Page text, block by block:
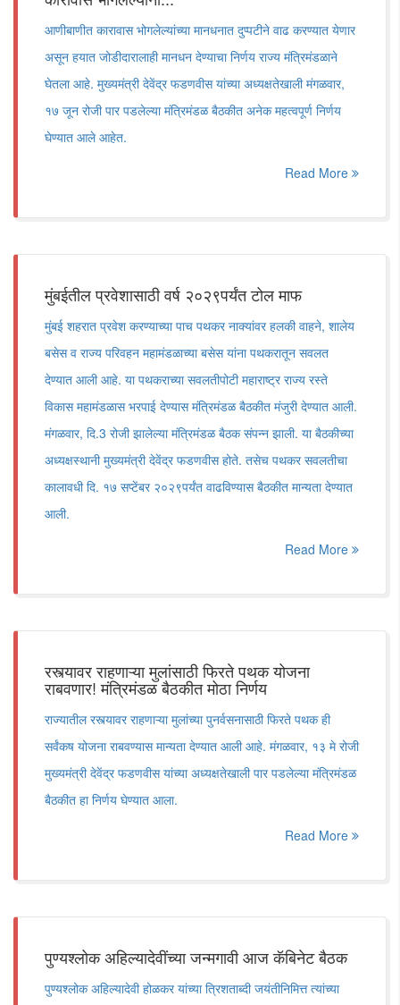
आणीबाणीत कारावास भोगलेल्यांच्या मानधनात दुप्पटीने वाढ करण्यात येणार
असून हयात जोडीदारालाही मानधन देण्याचा निर्णय राज्य मंत्रिमंडळाने
घेतला आहे. मुख्यमंत्री देवेंद्र फडणवीस यांच्या अध्यक्षतेखाली मंगळवार,
१७ जून रोजी पार पडलेल्या मंत्रिमंडळ बैठकीत अनेक महत्वपूर्ण निर्णय
घेण्यात आले आहेत.
Read More
मुंबईतील प्रवेशासाठी वर्ष २०२९पर्यंत टोल माफ
मुंबई शहरात प्रवेश करण्याच्या पाच पथकर नाक्यांवर हलकी वाहने, शालेय
बसेस व राज्य परिवहन महामंडळाच्या बसेस यांना पथकरातून सवलत
देण्यात आली आहे. या पथकराच्या सवलतीपोटी महाराष्ट्र राज्य रस्ते
विकास महामंडळास भरपाई देण्यास मंत्रिमंडळ बैठकीत मंजुरी देण्यात आली.
मंगळवार, दि.3 रोजी झालेल्या मंत्रिमंडळ बैठक संपन्न झाली. या बैठकीच्या
अध्यक्षस्थानी मुख्यमंत्री देवेंद्र फडणवीस होते. तसेच पथकर सवलतीचा
कालावधी दि. १७ सप्टेंबर २०२९पर्यंत वाढविण्यास बैठकीत मान्यता देण्यात
आली.
Read More
रस्त्यावर राहणाऱ्या मुलांसाठी फिरते पथक योजना
राबवणार! मंत्रिमंडळ बैठकीत मोठा निर्णय
राज्यातील रस्त्यावर राहणाऱ्या मुलांच्या पुनर्वसनासाठी फिरते पथक ही
सर्वंकष योजना राबवण्यास मान्यता देण्यात आली आहे. मंगळवार, १३ मे रोजी
मुख्यमंत्री देवेंद्र फडणवीस यांच्या अध्यक्षतेखाली पार पडलेल्या मंत्रिमंडळ
बैठकीत हा निर्णय घेण्यात आला.
Read More
पुण्यश्लोक अहिल्यादेवींच्या जन्मगावी आज कॅबिनेट बैठक
पुण्यश्लोक अहिल्यादेवी होळकर यांच्या त्रिशताब्दी जयंतीनिमित्त त्यांच्या